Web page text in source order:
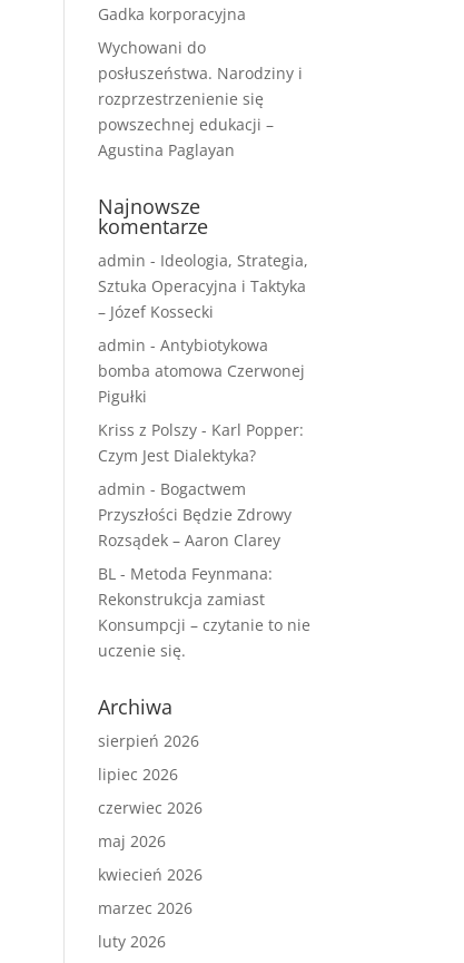
Gadka korporacyjna
Wychowani do
posłuszeństwa. Narodziny i
rozprzestrzenienie się
powszechnej edukacji –
Agustina Paglayan
Najnowsze
komentarze
admin - Ideologia, Strategia,
Sztuka Operacyjna i Taktyka
– Józef Kossecki
admin -Antybiotykowa
bomba atomowa Czerwonej
Pigułki
Kriss z Polszy - Karl Popper:
Czym Jest Dialektyka?
admin - Bogactwem
Przyszłości Będzie Zdrowy
Rozsądek – Aaron Clarey
BL - Metoda Feynmana:
Rekonstrukcja zamiast
Konsumpcji – czytanie to nie
uczenie się.
Archiwa
sierpień 2026
lipiec 2026
czerwiec 2026
maj 2026
kwiecień 2026
marzec 2026
luty 2026